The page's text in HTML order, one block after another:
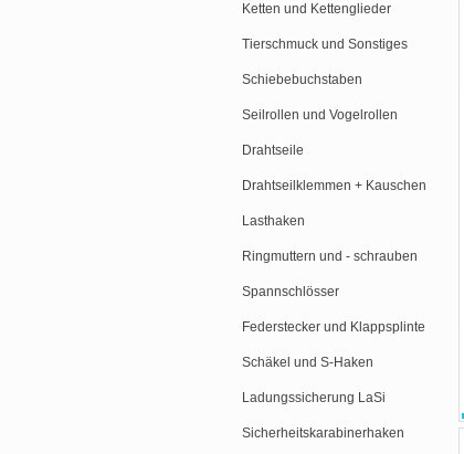
Ketten und Kettenglieder
Tierschmuck und Sonstiges
Schiebebuchstaben
Seilrollen und Vogelrollen
Drahtseile
Drahtseilklemmen + Kauschen
Lasthaken
Ringmuttern und - schrauben
Spannschlösser
Federstecker und Klappsplinte
Schäkel und S-Haken
Ladungssicherung LaSi
Sicherheitskarabinerhaken